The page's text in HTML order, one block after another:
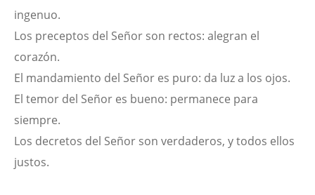
ingenuo.
Los preceptos del Señor son rectos: alegran el
corazón.
El mandamiento del Señor es puro: da luz a los ojos.
El temor del Señor es bueno: permanece para
siempre.
Los decretos del Señor son verdaderos, y todos ellos
justos.